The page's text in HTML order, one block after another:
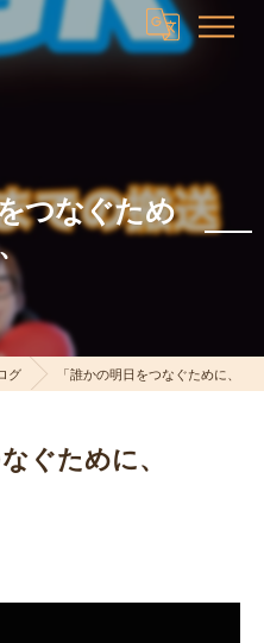
つなぐため
グ 「誰かの明日をつなぐために、
ぐために、